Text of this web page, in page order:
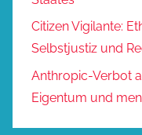
Citizen Vigilante:
Selbstjustiz und
Anthropic-Verbot
Eigentum und